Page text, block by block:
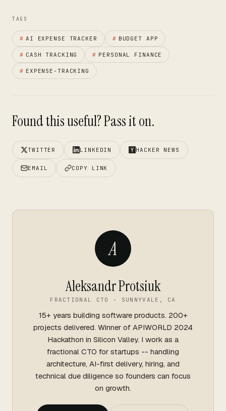
TAGS
# AI EXPENSE TRACKER # BUDGET APP
# CASH TRACKING # PERSONAL FINANCE
# EXPENSE-TRACKING
Found this useful? Pass it on.
TWITTER LINKEDIN HACKER NEWS
EMAIL COPY LINK
A
Aleksandr Protsiuk
FRACTIONAL CTO - SUNNYVALE, CA
15+ years building software products. 200+
projects delivered. Winner of APIWORLD 2024
Hackathon in Silicon Valley. I work as a
fractional CTO for startups -- handling
architecture, AI-first delivery, hiring, and
technical due diligence so founders can focus
on growth.